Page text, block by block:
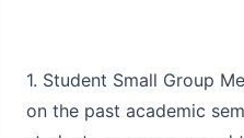
1. Student Small Group
on the past academic